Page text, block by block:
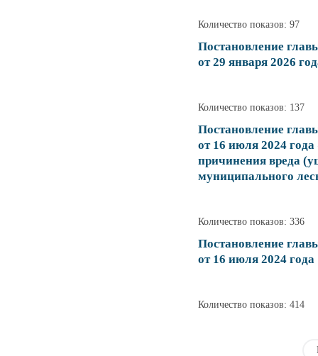
Количество показов: 97
Постановление
от 29 января 2026
Количество показов: 137
Постановление
от 16 июля 2024
причинения вреда
муниципального
Количество показов: 336
Постановление
от 16 июля 2024 года
Количество показов: 414